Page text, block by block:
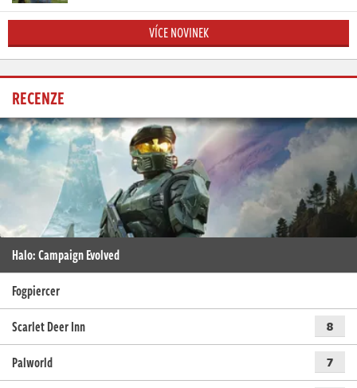
VÍCE NOVINEK
RECENZE
Halo: Campaign Evolved
Fogpiercer
Scarlet Deer Inn
8
Palworld 7